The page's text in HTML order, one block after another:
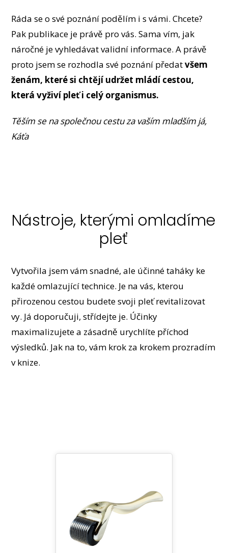
Ráda se o své poznání podělím i s vámi. Chcete?
Pak publikace je právě pro vás. Sama vím, jak
náročné je vyhledávat validní informace. A právě
proto jsem se rozhodla své poznání předatvšem
ženám, které si chtějí udržet mládí cestou,
která vyživí pleť i celý organismus.
Těším se na společnou cestu za vaším mladším já,
Káťa
Nástroje, kterými omladíme
pleť
Vytvořila jsem vám snadné, ale účinné taháky ke
každé omlazující technice. Je na vás, kterou
přirozenou cestou budete svoji pleť revitalizovat
vy. Já doporučuji, střídejte je. Účinky
maximalizujete a zásadně urychlíte příchod
výsledků. Jak na to, vám krok za krokem prozradím
v knize.